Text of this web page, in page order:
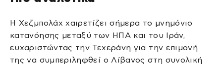
Η Χεζμπολάχ χαιρετίζει σήμερα το μνημόνιο
κατανόησης μεταξύ των ΗΠΑ και του Ιράν,
ευχαριστώντας την Τεχεράνη για την επιμονή
της να συμπεριληφθεί ο Λίβανος στη συνολική